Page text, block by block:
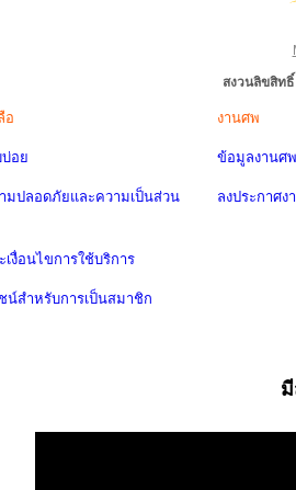
สงวนลิขสิท
อ
อย
มปลอดภัยและความเป็นส่วน
งื่อนไขการใช้บริการ
น์สำหรับการเป็นสมาชิก
งานศพ
ข้อมูลงานศพ
ลงประกาศง